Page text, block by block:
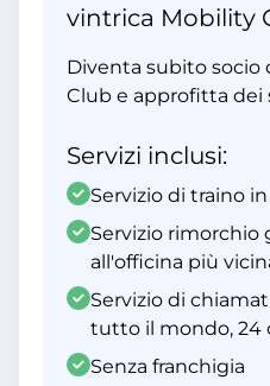
vintrica Mobility
Diventa subito socio
Club e approfitta dei
Servizi inclusi:
Servizio di traino
Servizio rimorchio
all'officina più
Servizio di
tutto il mondo, 24
Senza franchigia